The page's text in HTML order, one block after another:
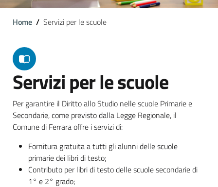
Home Servizi per le scuole
Servizi per le scuole
Per garantire il Diritto allo Studio nelle scuole Primarie e
Secondarie, come previsto dalla Legge Regionale, il
Comune di Ferrara offre i servizi di:
Fornitura gratuita a tutti gli alunni delle scuole
primarie dei libri di testo;
Contributo per libri di testo delle scuole secondarie di
1° e 2° grado;